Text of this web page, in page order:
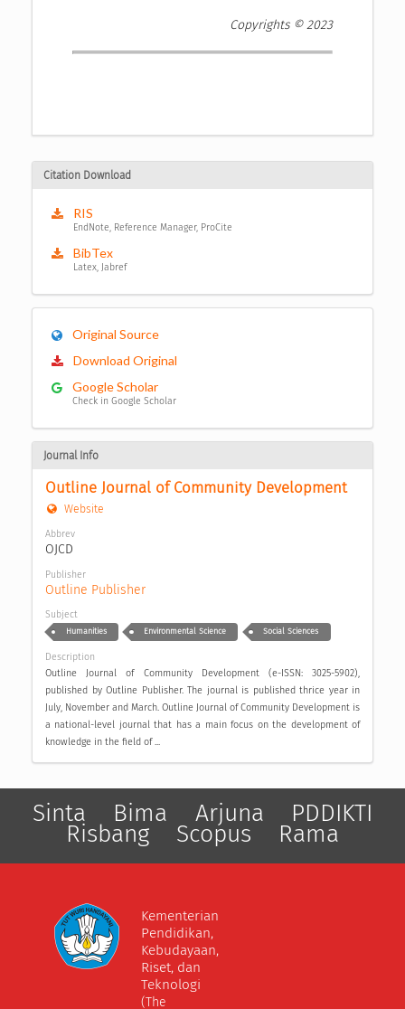
Copyrights © 2023
Citation Download
RIS
EndNote, Reference Manager, ProCite
BibTex
Latex, Jabref
Original Source
Download Original
Google Scholar
Check in Google Scholar
Journal Info
Outline Journal of Community Development
Website
Abbrev
OJCD
Publisher
Outline Publisher
Subject
Humanities Environmental Science Social Sciences
Description
Outline Journal of Community Development (e-ISSN: 3025-5902),
published by Outline Publisher. The journal is published thrice year in
July, November and March. Outline Journal of Community Development is
a national-level journal that has a main focus on the development of
knowledge in the field of ...
Sinta Bima Arjuna PDDIKTI
Risbang Scopus Rama
Kementerian
Pendidikan,
Kebudayaan,
Riset, dan
Teknologi
(The